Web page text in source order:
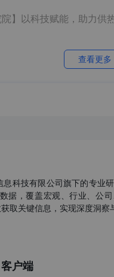
】 以科技赋能，助力供
究报告（2025年）
报告（2025年）
：全谱系工业无人机领
型指数报告2025
查看更多
息科技有限公司旗下的专业
据，覆盖宏观、行业、公
取关键信息，实现深度洞察
客户端